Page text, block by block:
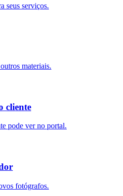
seus serviços.
materiais.
cliente
pode ver no portal.
fotógrafos.